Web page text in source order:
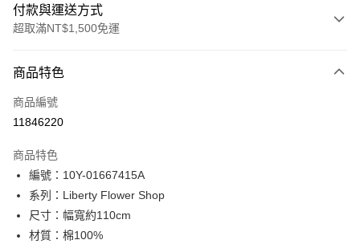
付款與運送方式
超取滿NT$1,500免運
信用卡一次付款
超商取貨付款
Apple Pay
街口支付
Google Pay
商品特色
商品編號
11846220
商品特色
編號：10Y-01667415A
系列：Liberty Flower Shop
尺寸：幅寬約110cm
材質：棉100%